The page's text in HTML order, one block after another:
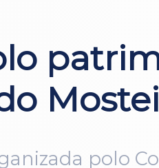
polo